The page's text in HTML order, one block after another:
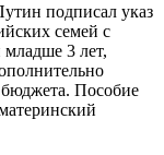
подписал указ
семей с
младше 3 лет,
Пособие